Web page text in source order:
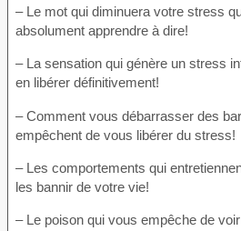
– Le mot qui diminuera votre stress
absolument apprendre à dire!
– La sensation qui génère un stress
en libérer définitivement!
– Comment vous débarrasser des
empêchent de vous libérer du stress!
– Les comportements qui
les bannir de votre vie!
– Le poison qui vous empêche de